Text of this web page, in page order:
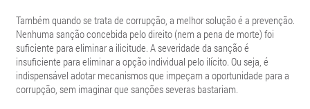
Também quando se trata de corrupção, a melhor solução é a prevenção.
Nenhuma sanção concebida pelo direito (nem a pena de morte) foi
suficiente para eliminar a ilicitude. A severidade da sanção é
insuficiente para eliminar a opção individual pelo ilícito. Ou seja, é
indispensável adotar mecanismos que impeçam a oportunidade para a
corrupção, sem imaginar que sanções severas bastariam.